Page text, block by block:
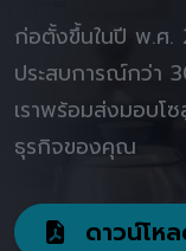
ก่อตั้งขึ้นในปี พ.ศ.
ประสบการณ์กว่า
เราพร้อมส่งมอบโ
ธุรกิจของคุณ
ดาวน์โห